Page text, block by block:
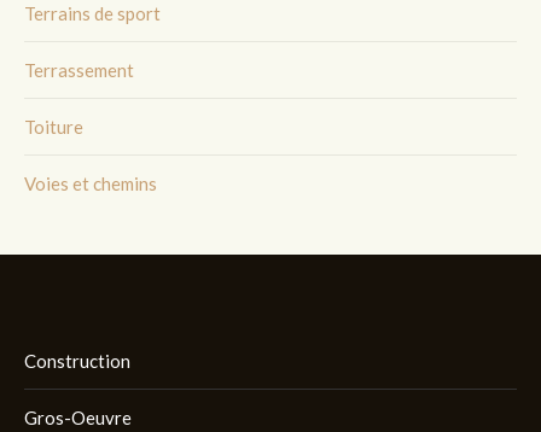
Terrains de sport
Terrassement
Toiture
Voies et chemins
Construction
Gros-Oeuvre